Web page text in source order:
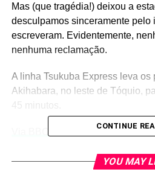
Mas (que tragédia!) deixou a
desculpamos sinceramente pelo
escreveram. Evidentemente,
nenhuma reclamação.
A linha Tsukuba Express leva os
Akihabara, no leste de Tóquio,
https://twitter.com/stanyee/
CONTINUE
YOU MAY